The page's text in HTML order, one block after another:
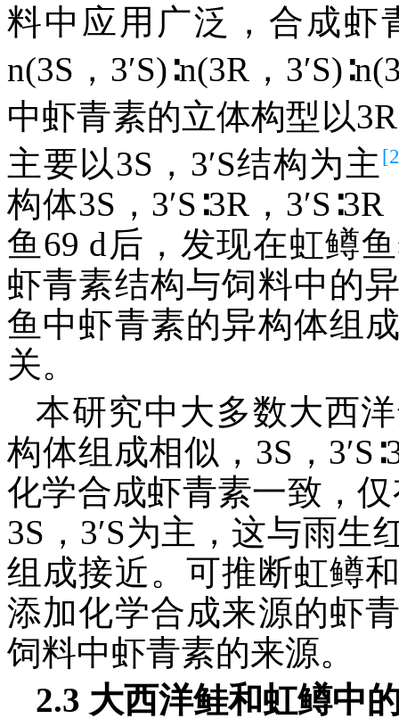
料中应用广泛，合成虾
n(3S，3′S)∶n(3R，
中虾青素的立体构型以
主要以3S，3′S结构为主
构体3S，3′S∶3R，
鱼69 d后，发现在虹鳟
虾青素结构与饲料中的
鱼中虾青素的异构体组
关。
本研究中大多数大西
构体组成相似，3S，
化学合成虾青素一致，
3S，3′S为主，这与雨
组成接近。可推断虹鳟
添加化学合成来源的虾
饲料中虾青素的来源。
2.3 大西洋鲑和虹鳟中